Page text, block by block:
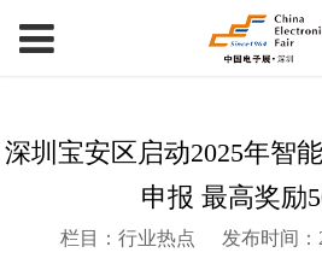
深圳宝安区启动2025年智
申报 最高奖励
栏目：行业热点 发布时间：